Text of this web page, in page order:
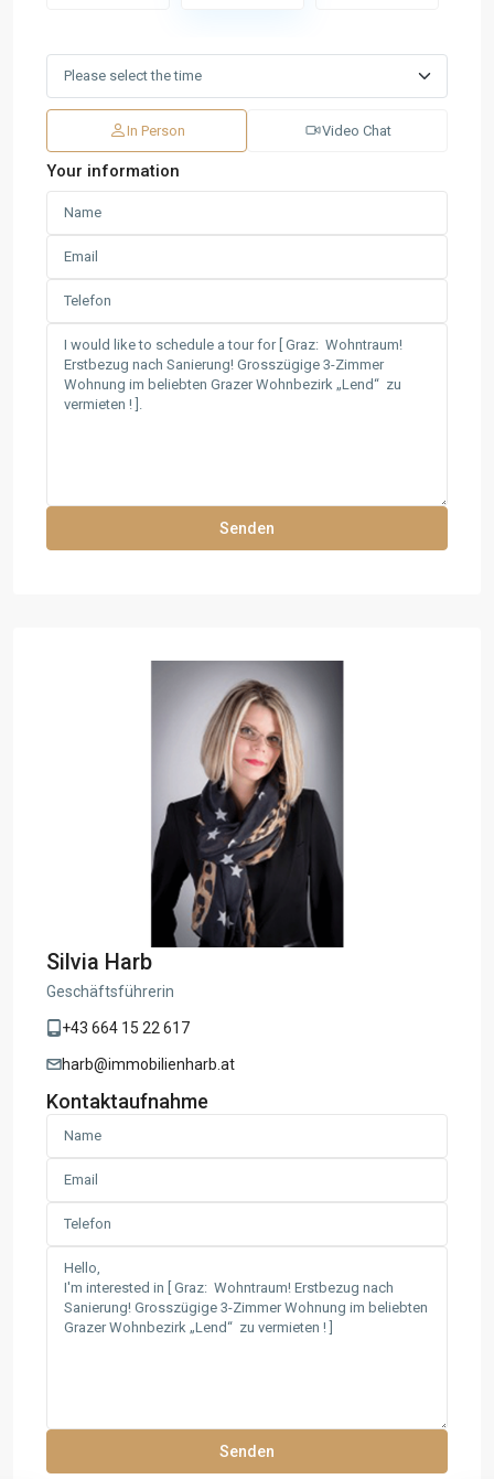
In Person Video Chat
Your information
Silvia Harb
Geschäftsführerin
+43 664 15 22 617
harb@immobilienharb.at
Kontaktaufnahme